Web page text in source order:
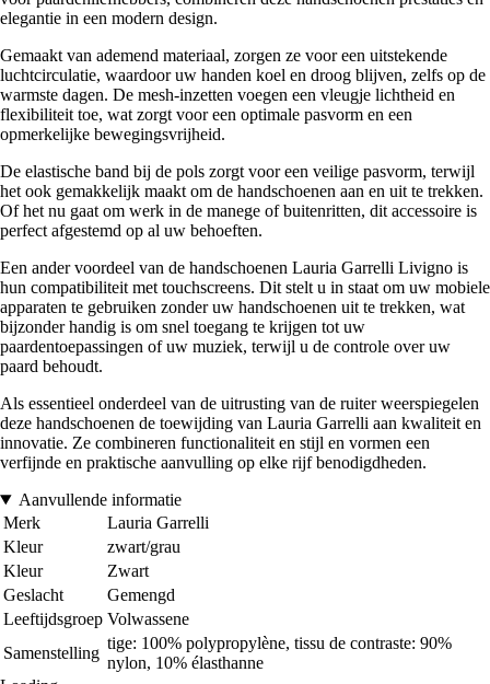
elegantie in een modern design.
Gemaakt van ademend materiaal, zorgen ze voor een uitstekende
luchtcirculatie, waardoor uw handen koel en droog blijven, zelfs op de
warmste dagen. De mesh-inzetten voegen een vleugje lichtheid en
flexibiliteit toe, wat zorgt voor een optimale pasvorm en een
opmerkelijke bewegingsvrijheid.
De elastische band bij de pols zorgt voor een veilige pasvorm, terwijl
het ook gemakkelijk maakt om de handschoenen aan en uit te trekken.
Of het nu gaat om werk in de manege of buitenritten, dit accessoire is
perfect afgestemd op al uw behoeften.
Een ander voordeel van de handschoenen Lauria Garrelli Livigno is
hun compatibiliteit met touchscreens. Dit stelt u in staat om uw mobiele
apparaten te gebruiken zonder uw handschoenen uit te trekken, wat
bijzonder handig is om snel toegang te krijgen tot uw
paardentoepassingen of uw muziek, terwijl u de controle over uw
paard behoudt.
Als essentieel onderdeel van de uitrusting van de ruiter weerspiegelen
deze handschoenen de toewijding van Lauria Garrelli aan kwaliteit en
innovatie. Ze combineren functionaliteit en stijl en vormen een
verfijnde en praktische aanvulling op elke rijf benodigdheden.
Aanvullende informatie
Merk
Lauria Garrelli
Kleur
zwart/grau
Kleur
Zwart
Geslacht
Gemengd
Leeftijdsgroep Volwassene
Samenstelling
tige: 100% polypropylène, tissu de contraste: 90%
nylon, 10% élasthanne